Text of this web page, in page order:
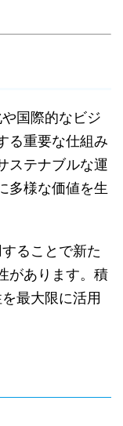
国際的なビジ
る重要な仕組み
ステナブルな運
多様な価値を生
ることで新た
があります。積
最大限に活用